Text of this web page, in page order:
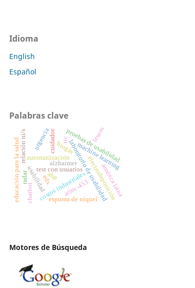
Idioma
English
Español
Palabras clave
laboratorio de usabilidad
pruebas de usabilidad
test con usuarios
usabilidad
automatización
biogásmachine learning
abp
costos industrialeselectrodeposición
espuma de níquel
fesem
edx
relación ni/s
chatbot
alzhaimer
cuidador
urgencia tic
américa latna
radar
arinc-453
educación para la salud
Motores de Búsqueda